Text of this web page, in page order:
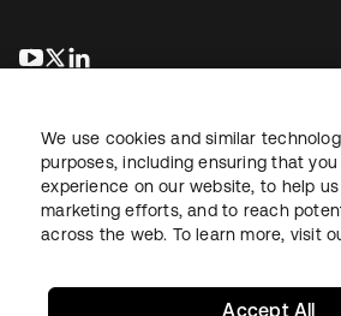
新しいタブで開く
新しいタブで開く
法務プライバシーポリシーサイト利用規
We use cookies and similar
purposes, including ensuring that
experience on our website, to help
marketing efforts, and to reach
across the web. To learn more, visit
Accept All